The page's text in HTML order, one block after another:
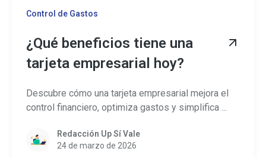
Control de Gastos
¿Qué beneficios tiene una
tarjeta empresarial hoy?
Descubre cómo una tarjeta empresarial mejora el
control financiero, optimiza gastos y simplifica ...
Redacción Up Sí Vale
24 de marzo de 2026